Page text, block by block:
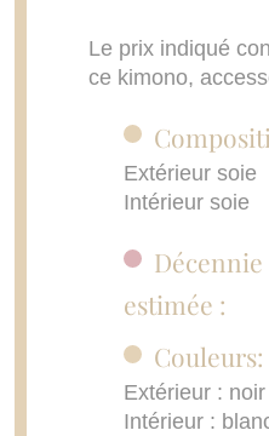
Le prix indiqué
ce kimono,
Extérieur soie
Intérieur soie
estimée :
Couleurs:
Extérieur :
Intérieur :